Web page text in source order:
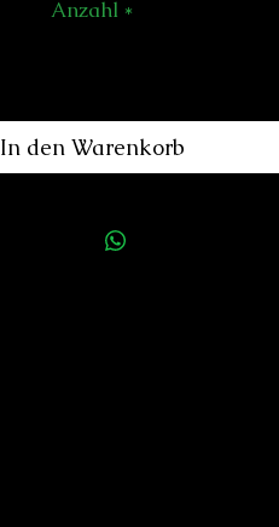
Anzahl *
In den Warenkorb